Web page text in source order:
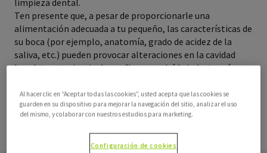
Ten presente que, a pesar de proporcionarle una
alimentación adecuada a tu pequeño, las características de
su boca (por ejemplo, anatomía, grado de acidez de la
saliva, etc.) pueden provocar alteraciones en la cavidad
bucal, tu veterinario de confianza podrá brindarte más
Share
Al hacer clic en “Aceptar todas las cookies”, usted acepta que las cookies se
guarden en su dispositivo para mejorar la navegación del sitio, analizar el uso
del mismo, y colaborar con nuestros estudios para marketing.
Configuración de cookies